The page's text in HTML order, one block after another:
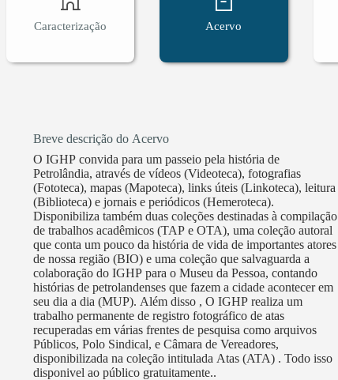
Caracterização Acervo
Breve descrição do Acervo
O IGHP convida para um passeio pela história de
Petrolândia, através de vídeos (Videoteca), fotografias
(Fototeca), mapas (Mapoteca), links úteis (Linkoteca), leitura
(Biblioteca) e jornais e periódicos (Hemeroteca).
Disponibiliza também duas coleções destinadas à compilação
de trabalhos acadêmicos (TAP e OTA), uma coleção autoral
que conta um pouco da história de vida de importantes atores
de nossa região (BIO) e uma coleção que salvaguarda a
colaboração do IGHP para o Museu da Pessoa, contando
histórias de petrolandenses que fazem a cidade acontecer em
seu dia a dia (MUP). Além disso , O IGHP realiza um
trabalho permanente de registro fotográfico de atas
recuperadas em várias frentes de pesquisa como arquivos
Públicos, Polo Sindical, e Câmara de Vereadores,
disponibilizada na coleção intitulada Atas (ATA) . Todo isso
disponivel ao público gratuitamente..